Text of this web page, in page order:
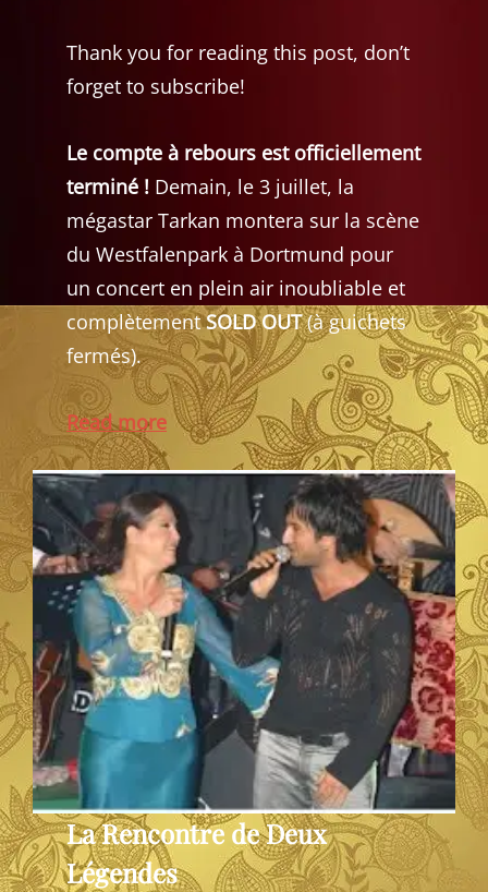
Thank you for reading this post, don’t
forget to subscribe!
Le compte à rebours est officiellement
terminé ! Demain, le 3 juillet, la
mégastar Tarkan montera sur la scène
du Westfalenpark à Dortmund pour
un concert en plein air inoubliable et
complètementSOLD OUT(à guichets
fermés).
Read more
La Rencontre de Deux
Légendes